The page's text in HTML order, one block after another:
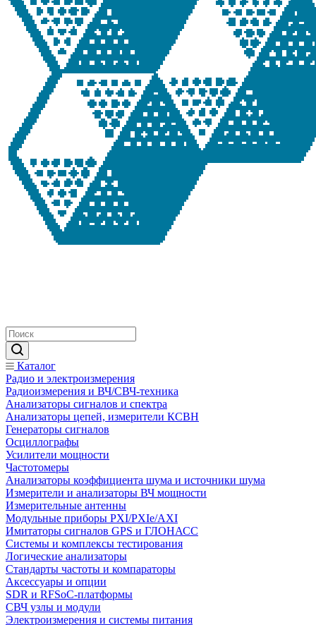
Каталог
Радио и электроизмерения
Радиоизмерения и ВЧ/СВЧ-техника
Анализаторы сигналов и спектра
Анализаторы цепей, измерители КСВН
Генераторы сигналов
Осциллографы
Усилители мощности
Частотомеры
Анализаторы коэффициента шума и источники шума
Измерители и анализаторы ВЧ мощности
Измерительные антенны
Модульные приборы PXI/PXIe/AXI
Имитаторы сигналов GPS и ГЛОНАСС
Системы и комплексы тестирования
Логические анализаторы
Стандарты частоты и компараторы
Аксессуары и опции
SDR и RFSoC‑платформы
СВЧ узлы и модули
Электроизмерения и системы питания